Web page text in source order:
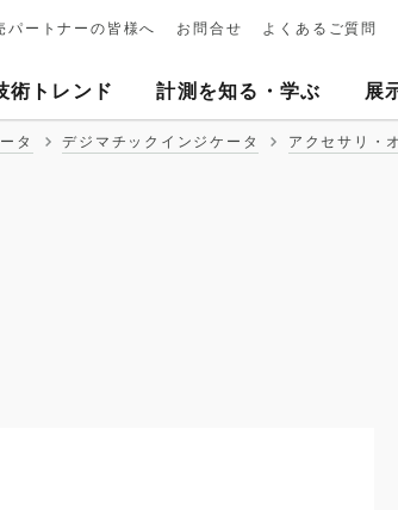
術トレンド 計測を知る・学ぶ 展
パートナーの皆様へ お問合せ よくあるご質問
タ デジマチックインジケータ アクセサリ・